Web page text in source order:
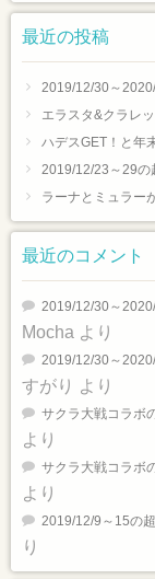
最近の投稿
2019/12/30～
エラスタ&クラレ
ハデスGET！と年
2019/12/23～29の
ラーナとミュラー
最近のコメント
2019/12/30～
Mocha より
2019/12/30～
すがり より
サクラ大戦コラボ
より
サクラ大戦コラボ
より
2019/12/9～15の
り